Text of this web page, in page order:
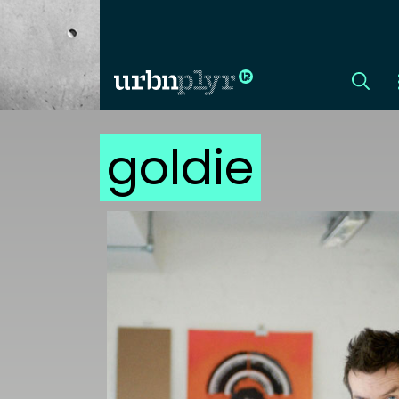
CÍMLAP
DIZÁJN
KULT
goldie